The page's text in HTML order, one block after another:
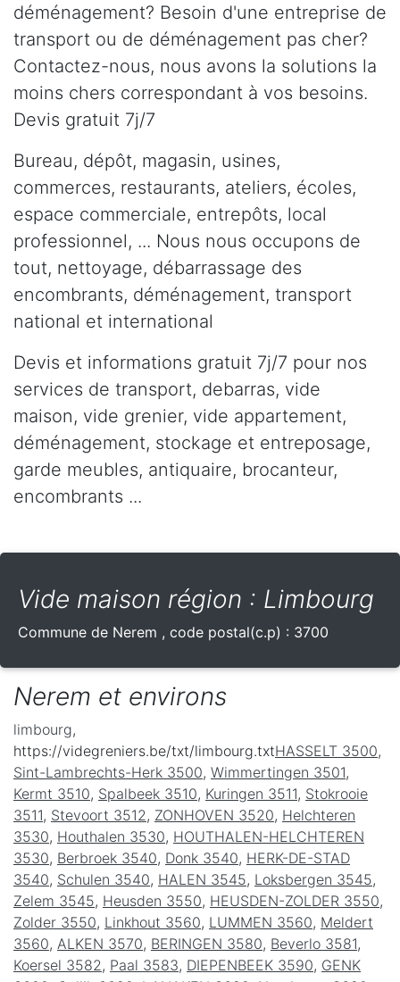
déménagement? Besoin d'une entreprise de
transport ou de déménagement pas cher?
Contactez-nous, nous avons la solutions la
moins chers correspondant à vos besoins.
Devis gratuit 7j/7
Bureau, dépôt, magasin, usines,
commerces, restaurants, ateliers, écoles,
espace commerciale, entrepôts, local
professionnel, ... Nous nous occupons de
tout, nettoyage, débarrassage des
encombrants, déménagement, transport
national et international
Devis et informations gratuit 7j/7 pour nos
services de transport, debarras, vide
maison, vide grenier, vide appartement,
déménagement, stockage et entreposage,
garde meubles, antiquaire, brocanteur,
encombrants ...
Vide maison région : Limbourg
Commune de Nerem , code postal(c.p) : 3700
Nerem et environs
limbourg,
https://videgreniers.be/txt/limbourg.txtHASSELT 3500,
Sint-Lambrechts-Herk 3500, Wimmertingen 3501,
Kermt 3510, Spalbeek 3510, Kuringen 3511, Stokrooie
3511, Stevoort 3512 , ZONHOVEN 3520, Helchteren
3530, Houthalen 3530, HOUTHALEN-HELCHTEREN
3530, Berbroek 3540, Donk 3540, HERK-DE-STAD
3540, Schulen 3540, HALEN 3545, Loksbergen 3545,
Zelem 3545, Heusden 3550, HEUSDEN-ZOLDER 3550,
Zolder 3550, Linkhout 3560, LUMMEN 3560, Meldert
3560, ALKEN 3570, BERINGEN 3580, Beverlo 3581,
Koersel 3582 , Paal 3583, DIEPENBEEK 3590, GENK